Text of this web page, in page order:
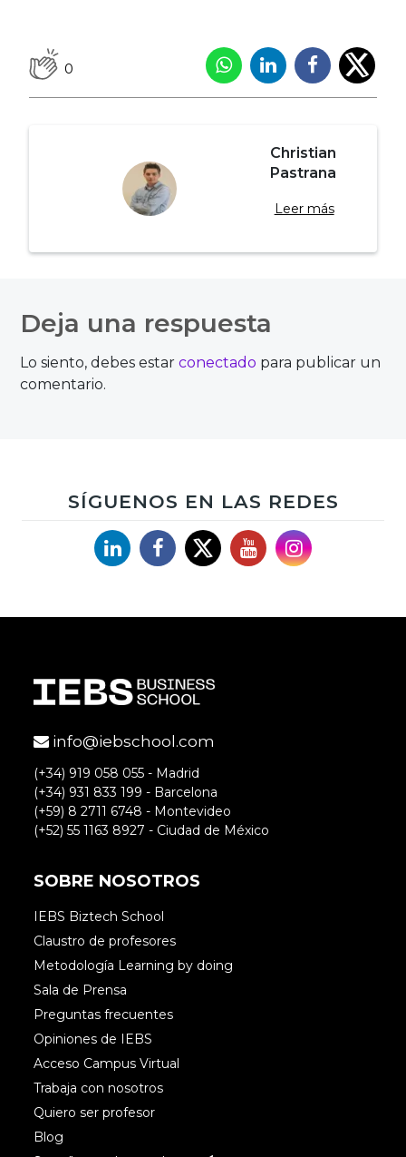
0
Christian
Pastrana
Leer más
de
entradas
Deja una respuesta
Lo siento, debes estarconectado para publicar un
comentario.
SÍGUENOS EN LAS REDES
LinkedinFacebook
X YouTubeInstagram
info@iebschool.com
(+34) 919 058 055 - Madrid
(+34) 931 833 199 - Barcelona
(+59) 8 2711 6748 - Montevideo
(+52) 55 1163 8927 - Ciudad de México
SOBRE NOSOTROS
IEBS Biztech School
Claustro de profesores
Metodología Learning by doing
Sala de Prensa
Preguntas frecuentes
Opiniones de IEBS
Acceso Campus Virtual
Trabaja con nosotros
Quiero ser profesor
Blog